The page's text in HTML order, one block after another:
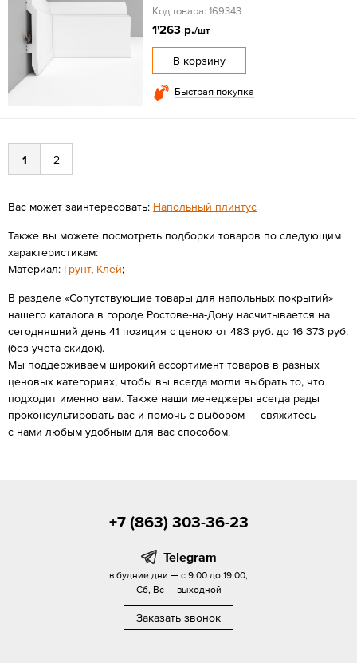
Код товара: 169343
1'263 р./шт
В корзину
Быстрая покупка
1 2
Вас может заинтересовать: Напольный плинтус
Также вы можете посмотреть подборки товаров по следующим
характеристикам:
Материал: Грунт, Клей;
В разделе «Сопутствующие товары для напольных покрытий»
нашего каталога в городе Ростове-на-Дону насчитывается на
сегодняшний день 41 позиция с ценою от 483 руб. до 16 373 руб.
(без учета скидок).
Мы поддерживаем широкий ассортимент товаров в разных
ценовых категориях, чтобы вы всегда могли выбрать то, что
подходит именно вам. Также наши менеджеры всегда рады
проконсультировать вас и помочь с выбором — свяжитесь
с нами любым удобным для вас способом.
+7 (863) 303-36-23
Telegram
в будние дни — с 9.00 до 19.00,
Сб, Вс — выходной
Заказать звонок